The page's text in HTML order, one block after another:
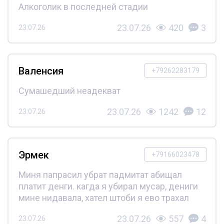
Алкоголик в последней стадии
23.07.26 23.07.26 420 3
+79262283179
Валенсия
Сумашедший неадекват
23.07.26 23.07.26 1242 12
+79166023478
Эрмек
Миня папрасил убрат падмитат абищал
платит денги. кагда я убирал мусар, дениги
мине нидавала, хател штоби я ево трахал
23.07.26 23.07.26 557 4